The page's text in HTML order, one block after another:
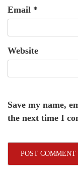
Email *
Website
Save my name,
the next time I